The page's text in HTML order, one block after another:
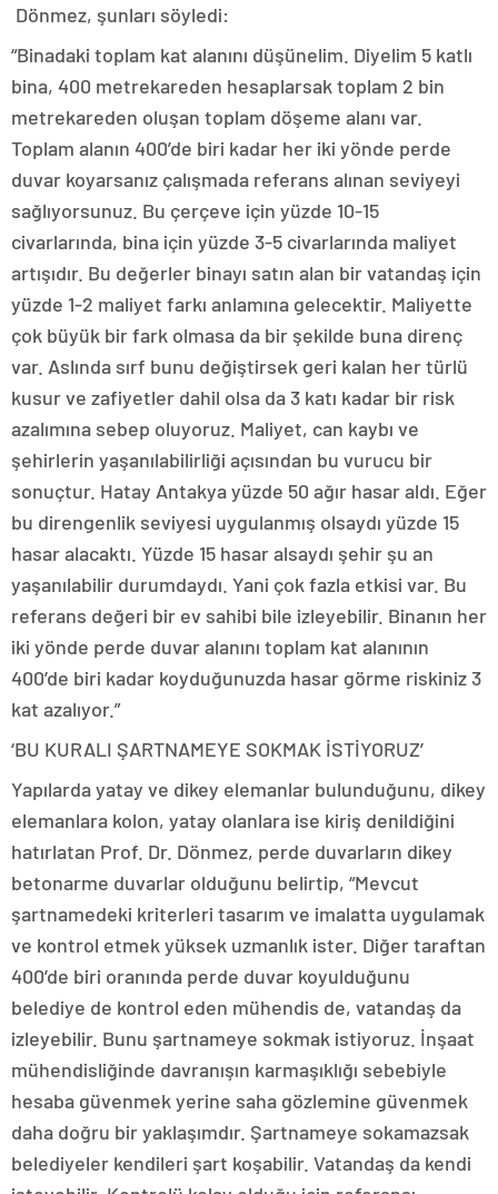
Dönmez, şunları söyledi:
“Binadaki toplam kat alanını düşünelim. Diyelim 5 katlı
bina, 400 metrekareden hesaplarsak toplam 2 bin
metrekareden oluşan toplam döşeme alanı var.
Toplam alanın 400’de biri kadar her iki yönde perde
duvar koyarsanız çalışmada referans alınan seviyeyi
sağlıyorsunuz. Bu çerçeve için yüzde 10-15
civarlarında, bina için yüzde 3-5 civarlarında maliyet
artışıdır. Bu değerler binayı satın alan bir vatandaş için
yüzde 1-2 maliyet farkı anlamına gelecektir. Maliyette
çok büyük bir fark olmasa da bir şekilde buna direnç
var. Aslında sırf bunu değiştirsek geri kalan her türlü
kusur ve zafiyetler dahil olsa da 3 katı kadar bir risk
azalımına sebep oluyoruz. Maliyet, can kaybı ve
şehirlerin yaşanılabilirliği açısından bu vurucu bir
sonuçtur. Hatay Antakya yüzde 50 ağır hasar aldı. Eğer
bu direngenlik seviyesi uygulanmış olsaydı yüzde 15
hasar alacaktı. Yüzde 15 hasar alsaydı şehir şu an
yaşanılabilir durumdaydı. Yani çok fazla etkisi var. Bu
referans değeri bir ev sahibi bile izleyebilir. Binanın her
iki yönde perde duvar alanını toplam kat alanının
400’de biri kadar koyduğunuzda hasar görme riskiniz 3
kat azalıyor.”
‘BU KURALI ŞARTNAMEYE SOKMAK İSTİYORUZ’
Yapılarda yatay ve dikey elemanlar bulunduğunu, dikey
elemanlara kolon, yatay olanlara ise kiriş denildiğini
hatırlatan Prof. Dr. Dönmez, perde duvarların dikey
betonarme duvarlar olduğunu belirtip, “Mevcut
şartnamedeki kriterleri tasarım ve imalatta uygulamak
ve kontrol etmek yüksek uzmanlık ister. Diğer taraftan
400’de biri oranında perde duvar koyulduğunu
belediye de kontrol eden mühendis de, vatandaş da
izleyebilir. Bunu şartnameye sokmak istiyoruz. İnşaat
mühendisliğinde davranışın karmaşıklığı sebebiyle
hesaba güvenmek yerine saha gözlemine güvenmek
daha doğru bir yaklaşımdır. Şartnameye sokamazsak
belediyeler kendileri şart koşabilir. Vatandaş da kendi